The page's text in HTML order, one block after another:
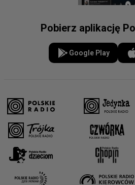
Pobierz aplikację
Google Play